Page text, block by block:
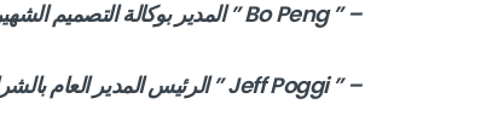
– ” Bo Peng ” المدير بوكالة التصميم الشهيرة
– ” Jeff Poggi ” الرئيس المدير العام بالشراكة لمجموعة